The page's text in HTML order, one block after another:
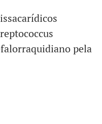
pela